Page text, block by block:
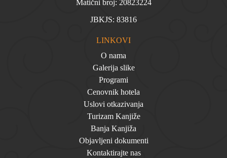
Matični broj: 20823224
JBKJS: 83816
LINKOVI
O nama
Galerija slike
Programi
Cenovnik hotela
Uslovi otkazivanja
Turizam Kanjiže
Banja Kanjiža
Objavljeni dokumenti
Kontaktirajte nas